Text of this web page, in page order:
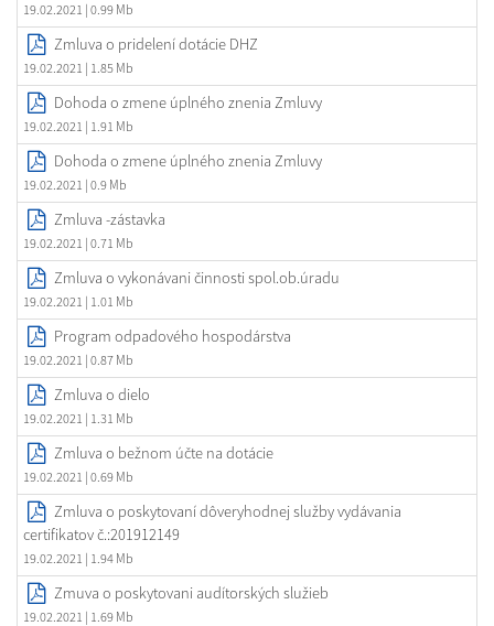
19.02.2021 | 0.99 Mb
Zmluva o pridelení dotácie DHZ
19.02.2021 | 1.85 Mb
Dohoda o zmene úplného znenia Zmluvy
19.02.2021 | 1.91 Mb
Dohoda o zmene úplného znenia Zmluvy
19.02.2021 | 0.9 Mb
Zmluva -zástavka
19.02.2021 | 0.71 Mb
Zmluva o vykonávani činnosti spol.ob.úradu
19.02.2021 | 1.01 Mb
Program odpadového hospodárstva
19.02.2021 | 0.87 Mb
Zmluva o dielo
19.02.2021 | 1.31 Mb
Zmluva o bežnom účte na dotácie
19.02.2021 | 0.69 Mb
Zmluva o poskytovaní dôveryhodnej služby vydávania
certifikatov č.:201912149
19.02.2021 | 1.94 Mb
Zmuva o poskytovani audítorských služieb
19.02.2021 | 1.69 Mb